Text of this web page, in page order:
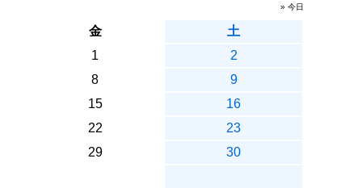
» 今日
金
土
1
2
8
9
15
16
22
23
29
30